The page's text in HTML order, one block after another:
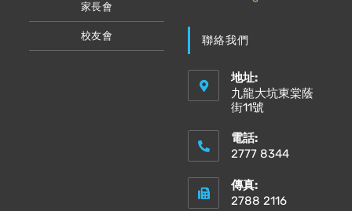
家長會
校友會 聯絡我們
地址:
九龍大坑東棠蔭
街11號
電話:
2777 8344
傳真:
2788 2116